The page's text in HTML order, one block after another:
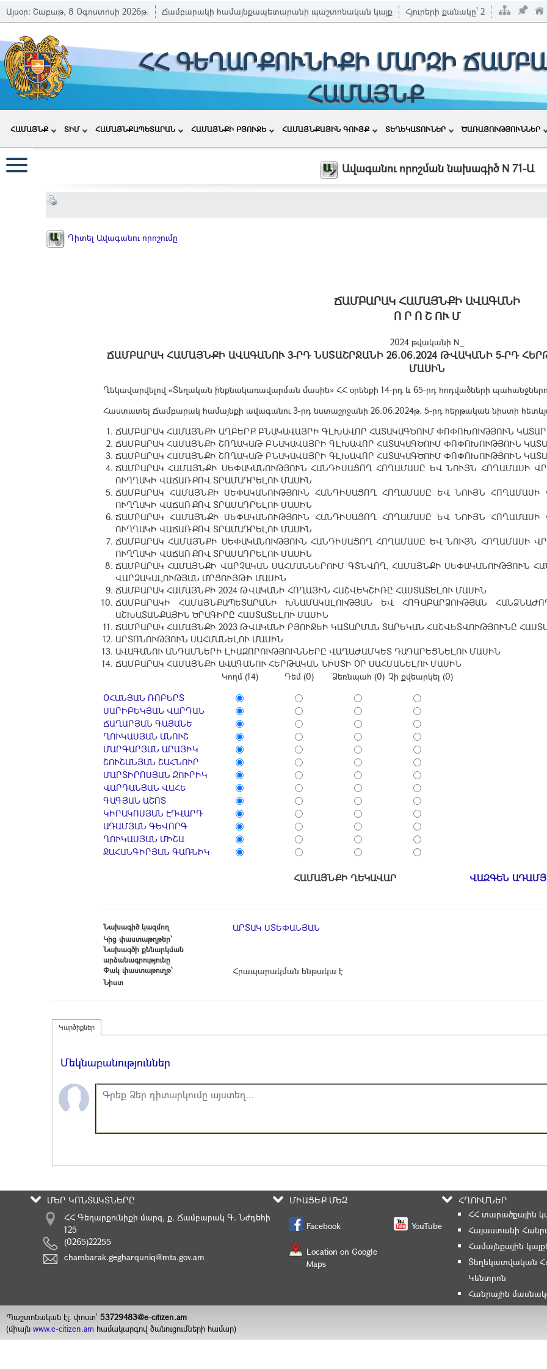
Այսօր: Շաբաթ, 8 Օգոստոսի 2026թ. Ճամբարակի համայնքապետարանի պաշտոնական կայք Հյուրերի քանակը՝ 2
ՀՀ ԳԵՂԱՐՔՈՒՆԻՔԻ ՄԱՐԶԻ
ՀԱՄԱՅՆՔ
ՀԱՄԱՅՆՔ ՏԻՄ ՀԱՄԱՅՆՔԱՊԵՏԱՐԱՆ ՀԱՄԱՅՆՔԻ ԲՅՈՒՋԵ ՀԱՄԱՅՆՔԱՅԻՆ ԳՈՒՅՔ ՏԵՂԵԿԱՏՈՒՆԵՐ ԾԱՌԱՅՈՒԹՅՈՒՆՆԵՐ
Ավագանու որոշման նախագիծ N 71-Ա
Դիտել Ավագանու որոշումը
ՃԱՄԲԱՐԱԿ ՀԱՄԱՅՆՔԻ ԱՎԱԳԱՆԻ
Ո Ր Ո Շ ՈՒ Մ
2024 թվականի N_
ՃԱՄԲԱՐԱԿ ՀԱՄԱՅՆՔԻ ԱՎԱԳԱՆՈՒ 3-ՐԴ ՆՍՏԱՇՐՋԱՆԻ 26.06.2024 ԹՎԱԿԱՆԻ 5-ՐԴ
ՄԱՍԻՆ
Ղեկավարվելով «Տեղական ինքնակառավարման մասին» ՀՀ օրենքի 14-րդ և 65-րդ հոդվածների
Հաստատել Ճամբարակ համայնքի ավագանու 3-րդ նստաշրջանի 26.06.2024թ. 5-րդ հերթական նիստի
ՃԱՄԲԱՐԱԿ ՀԱՄԱՅՆՔԻ ԱՂԲԵՐՔ ԲՆԱԿԱՎԱՅՐԻ ԳԼԽԱՎՈՐ ՀԱՏԱԿԱԳԾՈՒՄ ՓՈՓՈԽՈՒԹՅՈՒՆ
ՃԱՄԲԱՐԱԿ ՀԱՄԱՅՆՔԻ ՇՈՂԱԿԱԹ ԲՆԱԿԱՎԱՅՐԻ ԳԼԽԱՎՈՐ ՀԱՏԱԿԱԳԾՈՒՄ ՓՈՓՈԽՈՒԹՅՈՒՆ
ՃԱՄԲԱՐԱԿ ՀԱՄԱՅՆՔԻ ՇՈՂԱԿԱԹ ԲՆԱԿԱՎԱՅՐԻ ԳԼԽԱՎՈՐ ՀԱՏԱԿԱԳԾՈՒՄ ՓՈՓՈԽՈՒԹՅՈՒՆ
ՃԱՄԲԱՐԱԿ ՀԱՄԱՅՆՔԻ ՍԵՓԱԿԱՆՈՒԹՅՈՒՆ ՀԱՆԴԻՍԱՑՈՂ ՀՈՂԱՄԱՍԸ ԵՎ ՆՈՒՅՆ ՀՈՂԱՄԱՍԻ
ՈՒՂՂԱԿԻ ՎԱՃԱՌՔՈՎ ՏՐԱՄԱԴՐԵԼՈՒ ՄԱՍԻՆ
ՃԱՄԲԱՐԱԿ ՀԱՄԱՅՆՔԻ ՍԵՓԱԿԱՆՈՒԹՅՈՒՆ ՀԱՆԴԻՍԱՑՈՂ ՀՈՂԱՄԱՍԸ ԵՎ ՆՈՒՅՆ ՀՈՂԱՄԱՍԻ
ՈՒՂՂԱԿԻ ՎԱՃԱՌՔՈՎ ՏՐԱՄԱԴՐԵԼՈՒ ՄԱՍԻՆ
ՃԱՄԲԱՐԱԿ ՀԱՄԱՅՆՔԻ ՍԵՓԱԿԱՆՈՒԹՅՈՒՆ ՀԱՆԴԻՍԱՑՈՂ ՀՈՂԱՄԱՍԸ ԵՎ ՆՈՒՅՆ ՀՈՂԱՄԱՍԻ
ՈՒՂՂԱԿԻ ՎԱՃԱՌՔՈՎ ՏՐԱՄԱԴՐԵԼՈՒ ՄԱՍԻՆ
ՃԱՄԲԱՐԱԿ ՀԱՄԱՅՆՔԻ ՍԵՓԱԿԱՆՈՒԹՅՈՒՆ ՀԱՆԴԻՍԱՑՈՂ ՀՈՂԱՄԱՍԸ ԵՎ ՆՈՒՅՆ ՀՈՂԱՄԱՍԻ
ՈՒՂՂԱԿԻ ՎԱՃԱՌՔՈՎ ՏՐԱՄԱԴՐԵԼՈՒ ՄԱՍԻՆ
ՃԱՄԲԱՐԱԿ ՀԱՄԱՅՆՔԻ ՎԱՐՉԱԿԱՆ ՍԱՀՄԱՆՆԵՐՈՒՄ ԳՏՆՎՈՂ, ՀԱՄԱՅՆՔԻ ՍԵՓԱԿԱՆՈՒԹՅՈՒՆ
ՎԱՐՁԱԿԱԼՈՒԹՅԱՆ ՄՐՑՈՒՅԹԻ ՄԱՍԻՆ
ՃԱՄԲԱՐԱԿ ՀԱՄԱՅՆՔԻ 2024 ԹՎԱԿԱՆԻ ՀՈՂԱՅԻՆ ՀԱՇՎԵԿՇԻՌԸ ՀԱՍՏԱՏԵԼՈՒ ՄԱՍԻՆ
ՃԱՄԲԱՐԱԿԻ ՀԱՄԱՅՆՔԱՊԵՏԱՐԱՆԻ ԽՆԱՄԱԿԱԼՈՒԹՅԱՆ ԵՎ ՀՈԳԱԲԱՐՁՈՒԹՅԱՆ
ԱՇԽԱՏԱՆՔԱՅԻՆ ԾՐԱԳԻՐԸ ՀԱՍՏԱՏԵԼՈՒ ՄԱՍԻՆ
ՃԱՄԲԱՐԱԿ ՀԱՄԱՅՆՔԻ 2023 ԹՎԱԿԱՆԻ ԲՅՈՒՋԵԻ ԿԱՏԱՐՄԱՆ ՏԱՐԵԿԱՆ ՀԱՇՎԵՏՎՈՒԹՅՈՒՆԸ
ԱՐՏՈՆՈՒԹՅՈՒՆ ՍԱՀՄԱՆԵԼՈՒ ՄԱՍԻՆ
ԱՎԱԳԱՆՈՒ ԱՆԴԱՄՆԵՐԻ ԼԻԱԶՈՐՈՒԹՅՈՒՆՆԵՐԸ ՎԱՂԱԺԱՄԿԵՏ ԴԱԴԱՐԵՑՆԵԼՈՒ ՄԱՍԻՆ
ՃԱՄԲԱՐԱԿ ՀԱՄԱՅՆՔԻ ԱՎԱԳԱՆՈՒ ՀԵՐԹԱԿԱՆ ՆԻՍՏԻ ՕՐ ՍԱՀՄԱՆԵԼՈՒ ՄԱՍԻՆ
Կողմ (14)
Դեմ (0) Ձեռնպահ (0) Չի քվեարկել (0)
ՕՀԱՆՅԱՆ ՌՈԲԵՐՏ
ՍԱՐԻԲԵԿՅԱՆ ՎԱՐԴԱՆ
ՃԱՂԱՐՅԱՆ ԳԱՅԱՆԵ
ՂՈՒԿԱՍՅԱՆ ԱՆՈՒՇ
ՄԱՐԳԱՐՅԱՆ ԱՐԱՅԻԿ
ՇՈՒՇԱՆՅԱՆ ՇԱՀՆՈՒՐ
ՄԱՐՏԻՐՈՍՅԱՆ ԶՈՒՐԻԿ
ՎԱՐԴԱՆՅԱՆ ՎԱՀԵ
ԳԱԳՅԱՆ ԱՇՈՏ
ԿԻՐԱԿՈՍՅԱՆ ԷԴՎԱՐԴ
ԱԴԱՄՅԱՆ ԳԵՎՈՐԳ
ՂՈՒԿԱՍՅԱՆ ՄԻՇԱ
ՋԱՀԱՆԳԻՐՅԱՆ ԳԱՌՆԻԿ
ՀԱՄԱՅՆՔԻ ՂԵԿԱՎԱՐ ՎԱԶԳԵՆ
Նախագիծ կազմող ԱՐՏԱԿ ՍՏԵՓԱՆՅԱՆ
Կից փաստաթղթեր՝
Նախագծի քննարկման
արձանագրությունը
Փակ փաստաթուղթ՝
Հրապարակման ենթակա է
Նիստ
Կարծիքներ
Մեկնաբանություններ
ՄԵՐ ԿՈՆՏԱԿՏՆԵՐԸ ՄԻԱՑԵՔ ՄԵԶ
ՀՂՈՒՄՆԵՐ
ՀՀ Գեղարքունիքի մարզ, ք. Ճամբարակ Գ. Նժդեհի
125
(0265)22255
chambarak.gegharquniq@mta.gov.am
Facebook
Location on Google
Maps
YouTube
ՀՀ տարածքային
Հայաստանի
Համայնքային
Տեղեկատվական
Կենտրոն
Հանրային
Պաշտոնական էլ. փոստ` 53729483@e-citizen.am
(միայն www.e-citizen.am համակարգով ծանուցումների համար)